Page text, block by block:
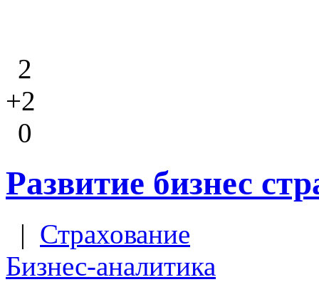
2
+2
0
Развитие бизнес
| Страхование
Бизнес-аналитика